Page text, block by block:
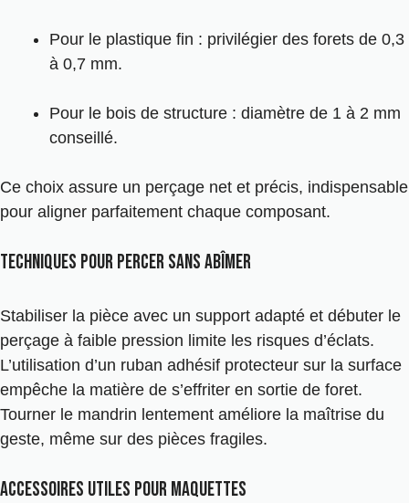
Pour le plastique fin : privilégier des forets de 0,3
à 0,7 mm.
Pour le bois de structure : diamètre de 1 à 2 mm
conseillé.
Ce choix assure un perçage net et précis, indispensable
pour aligner parfaitement chaque composant.
Techniques pour percer sans abîmer
Stabiliser la pièce avec un support adapté et débuter le
perçage à faible pression limite les risques d’éclats.
L’utilisation d’un ruban adhésif protecteur sur la surface
empêche la matière de s’effriter en sortie de foret.
Tourner le mandrin lentement améliore la maîtrise du
geste, même sur des pièces fragiles.
Accessoires utiles pour maquettes